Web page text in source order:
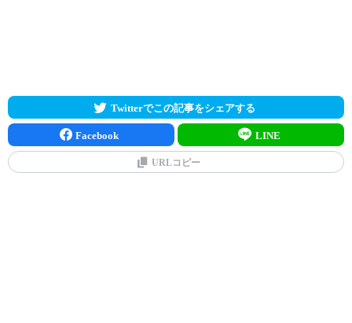
Twitterでこの記事をシェアする
Facebook LINE
URLコピー